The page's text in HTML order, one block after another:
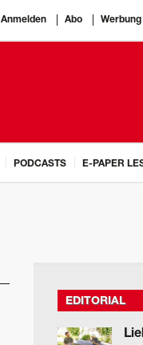
Anmelden Abo Werbung
PODCASTS E-PAPER
EDITORIAL